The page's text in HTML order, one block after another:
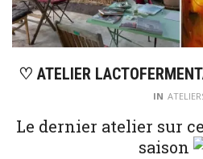
♡ ATELIER
IN
Le dernier atelier sur
saison